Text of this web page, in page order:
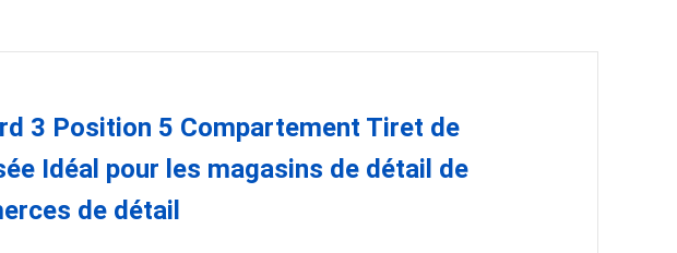
3 Position 5 Compartement Tiret de
Idéal pour les magasins de détail de
de détail